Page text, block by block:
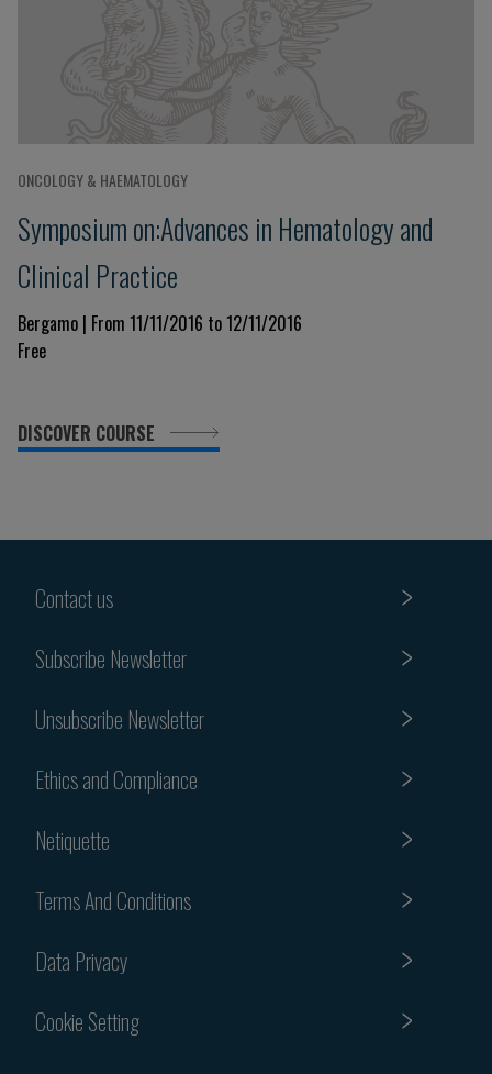
ONCOLOGY & HAEMATOLOGY
Symposium on:Advances in Hematology and
Clinical Practice
Bergamo | From 11/11/2016 to 12/11/2016
Free
DISCOVER COURSE
Contact us
Subscribe Newsletter
Unsubscribe Newsletter
Ethics and Compliance
Netiquette
Terms And Conditions
Data Privacy
Cookie Setting